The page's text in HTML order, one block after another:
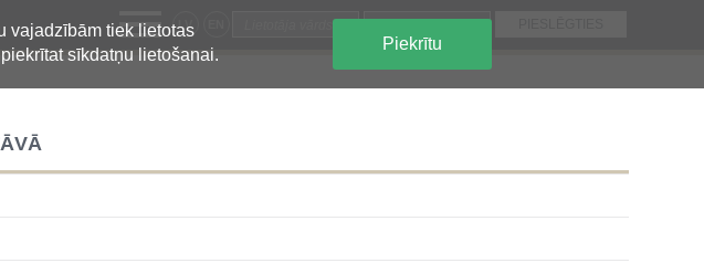
vajadzībām tiek lietotas
sīkdatņu lietošanai.
Piekrītu
LV